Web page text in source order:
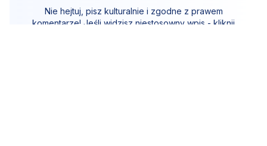
Nie hejtuj, pisz kulturalnie i zgodne z prawem
komentarze! Jeśli widzisz niestosowny wpis - kliknij